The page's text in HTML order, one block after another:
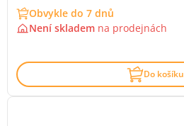
Obvykle do 7 dnů
Není skladem na prodejnách
Do košíku